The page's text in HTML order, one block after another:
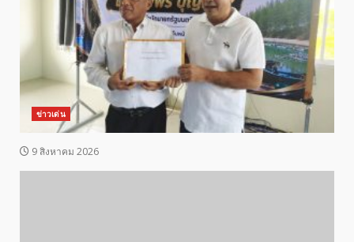
ข่าวเด่น
9 สิงหาคม 2026